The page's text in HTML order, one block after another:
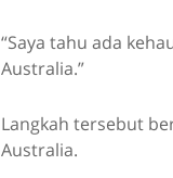
“Saya tahu ada
Australia.”
Langkah tersebut
Australia.